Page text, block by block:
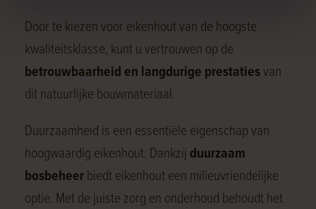
Door te kiezen voor eikenhout van de hoogste
kwaliteitsklasse, kunt u vertrouwen op de
betrouwbaarheid en langdurige prestatiesvan
dit natuurlijke bouwmateriaal.
Duurzaamheid is een essentiële eigenschap van
hoogwaardig eikenhout. Dankzij duurzaam
bosbeheerbiedt eikenhout een milieuvriendelijke
optie. Met de juiste zorg en onderhoud behoudt het